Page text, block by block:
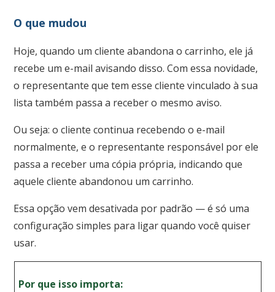
O que mudou
Hoje, quando um cliente abandona o carrinho, ele já
recebe um e-mail avisando disso. Com essa novidade,
o representante que tem esse cliente vinculado à sua
lista também passa a receber o mesmo aviso.
Ou seja: o cliente continua recebendo o e-mail
normalmente, e o representante responsável por ele
passa a receber uma cópia própria, indicando que
aquele cliente abandonou um carrinho.
Essa opção vem desativada por padrão — é só uma
configuração simples para ligar quando você quiser
usar.
Por que isso importa: